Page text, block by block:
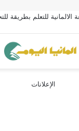
الالمانية للتعلم بطريقة
الإعلانات